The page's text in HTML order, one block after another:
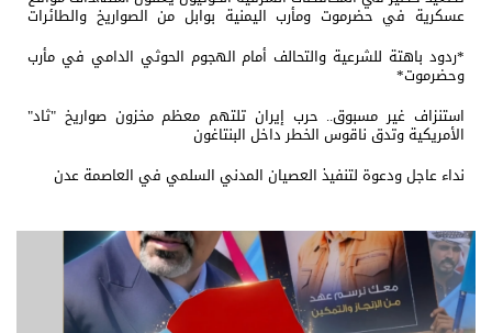
عسكرية في حضرموت ومأرب اليمنية بوابل من الصواريخ والطائرات
*ردود باهتة للشرعية والتحالف أمام الهجوم الحوثي الدامي في مأرب
وحضرموت*
استنزاف غير مسبوق.. حرب إيران تلتهم معظم مخزون صواريخ "ثاد"
الأمريكية وتدق ناقوس الخطر داخل البنتاغون
نداء عاجل ودعوة لتنفيذ العصيان المدني السلمي في العاصمة عدن